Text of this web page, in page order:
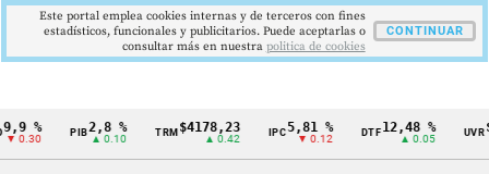
Cintillo
% 2,8 %
▲ 0.10
$4178,23
▲ 0.42
5,81 %
▼ 0.12
12,48 %
▲ 0.05
Este portal emplea cookies internas y de terceros con fines
estadísticos, funcionales y publicitarios. Puede aceptarlas o
consultar más en nuestra politica de cookies
CONTINUAR